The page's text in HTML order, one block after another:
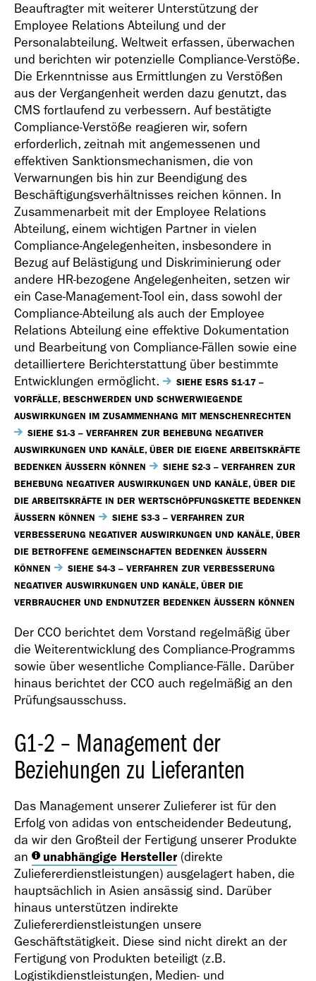
Beauftragter mit weiterer Unterstützung der
Employee Relations Abteilung und der
Personalabteilung. Weltweit erfassen, überwachen
und berichten wir potenzielle Compliance-Verstöße.
Die Erkenntnisse aus Ermittlungen zu Verstößen
aus der Vergangenheit werden dazu genutzt, das
CMS fortlaufend zu verbessern. Auf bestätigte
Compliance-Verstöße reagieren wir, sofern
erforderlich, zeitnah mit angemessenen und
effektiven Sanktionsmechanismen, die von
Verwarnungen bis hin zur Beendigung des
Beschäftigungsverhältnisses reichen können. In
Zusammenarbeit mit der Employee Relations
Abteilung, einem wichtigen Partner in vielen
Compliance-Angelegenheiten, insbesondere in
Bezug auf Belästigung und Diskriminierung oder
andere HR-bezogene Angelegenheiten, setzen wir
ein Case-Management-Tool ein, dass sowohl der
Compliance-Abteilung als auch der Employee
Relations Abteilung eine effektive Dokumentation
und Bearbeitung von Compliance-Fällen sowie eine
detailliertere Berichterstattung über bestimmte
Entwicklungen ermöglicht.
SIEHE ESRS S1-17 –
VORFÄLLE, BESCHWERDEN UND SCHWERWIEGENDE
AUSWIRKUNGEN IM ZUSAMMENHANG MIT MENSCHENRECHTEN
SIEHE S1-3 – VERFAHREN ZUR BEHEBUNG NEGATIVER
AUSWIRKUNGEN UND KANÄLE, ÜBER DIE EIGENE ARBEITSKRÄFTE
BEDENKEN ÄUSSERN KÖNNEN
SIEHE S2-3 – VERFAHREN ZUR
BEHEBUNG NEGATIVER AUSWIRKUNGEN UND KANÄLE, ÜBER DIE
DIE ARBEITSKRÄFTE IN DER WERTSCHÖPFUNGSKETTE BEDENKEN
ÄUSSERN KÖNNEN
SIEHE S3-3 – VERFAHREN ZUR
VERBESSERUNG NEGATIVER AUSWIRKUNGEN UND KANÄLE, ÜBER
DIE BETROFFENE GEMEINSCHAFTEN BEDENKEN ÄUSSERN
KÖNNEN
SIEHE S4-3 – VERFAHREN ZUR VERBESSERUNG
NEGATIVER AUSWIRKUNGEN UND KANÄLE, ÜBER DIE
VERBRAUCHER UND ENDNUTZER BEDENKEN ÄUSSERN KÖNNEN
Der CCO berichtet dem Vorstand regelmäßig über
die Weiterentwicklung des Compliance-Programms
sowie über wesentliche Compliance-Fälle. Darüber
hinaus berichtet der CCO auch regelmäßig an den
Prüfungsausschuss.
G1-2 – Management der
Beziehungen zu Lieferanten
Das Management unserer Zulieferer ist für den
Erfolg von adidas von entscheidender Bedeutung,
da wir den Großteil der Fertigung unserer Produkte
an
unabhängige Hersteller (direkte
Zuliefererdienstleistungen) ausgelagert haben, die
hauptsächlich in Asien ansässig sind. Darüber
hinaus unterstützen indirekte
Zuliefererdienstleistungen unsere
Geschäftstätigkeit. Diese sind nicht direkt an der
Fertigung von Produkten beteiligt (z.B.
Logistikdienstleistungen, Medien- und